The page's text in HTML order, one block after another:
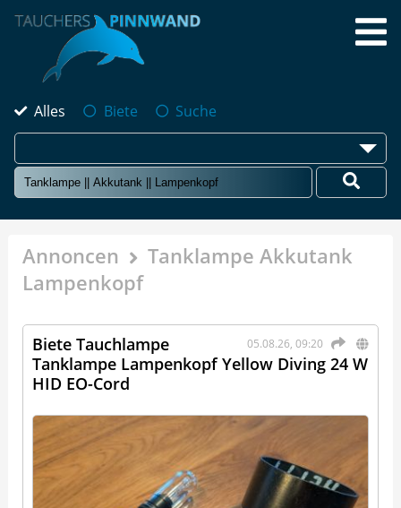
Alles Biete Suche
Annoncen
Tanklampe Akkutank
Lampenkopf
05.08.26, 09:20
Biete Tauchlampe
Tanklampe Lampenkopf Yellow Diving 24 W
HID EO-Cord